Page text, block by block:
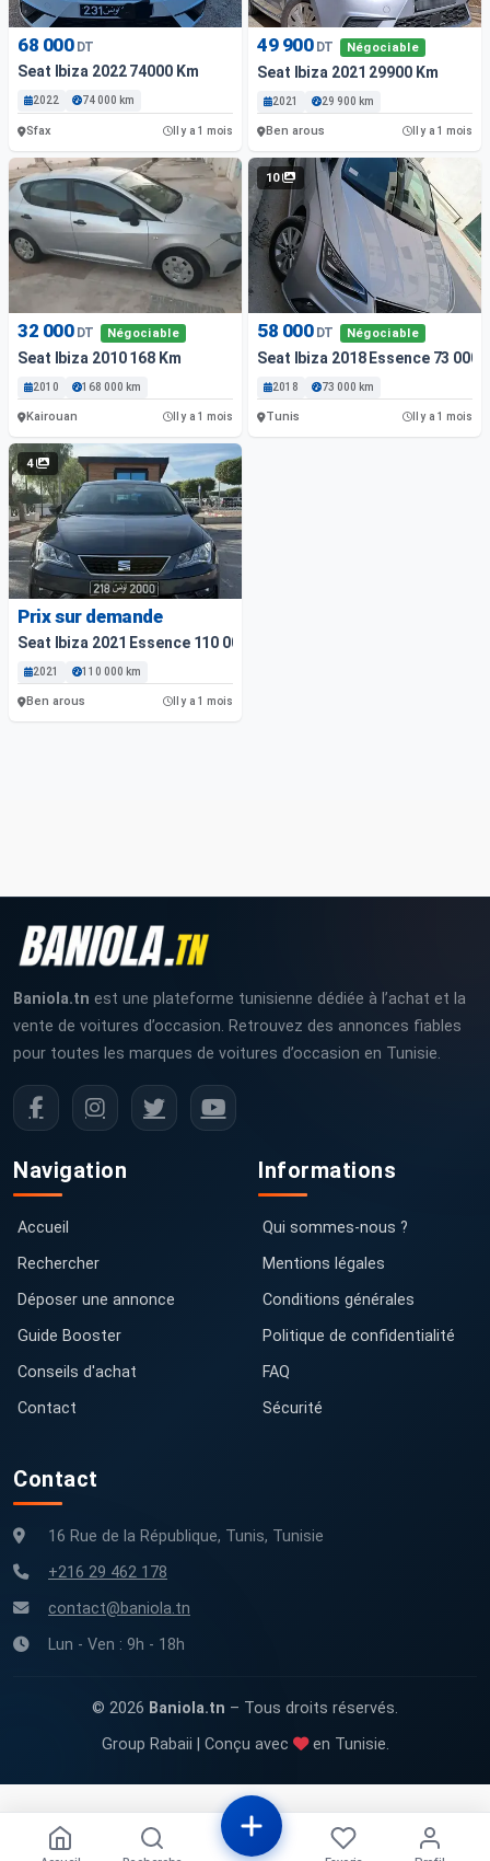
68 000 DT
Seat Ibiza 2022 74000 Km
2022 74 000 km
Sfax Il y a 1 mois
49 900 DT Négociable
Seat Ibiza 2021 29900 Km
2021 29 900 km
Ben arous Il y a 1 mois
32 000 DT Négociable
Seat Ibiza 2010 168 Km
2010 168 000 km
Kairouan Il y a 1 mois
10
58 000 DT Négociable
Seat Ibiza 2018 Essence 73 000
2018 73 000 km
Tunis Il y a 1 mois
4
Prix sur demande
Seat Ibiza 2021 Essence 110 000 Km
2021 110 000 km
Ben arous Il y a 1 mois
Baniola.tn est une plateforme tunisienne dédiée à l’achat et la
vente de voitures d’occasion. Retrouvez des annonces fiables
pour toutes les marques de voitures d’occasion en Tunisie.
Navigation
Accueil
Rechercher
Déposer une annonce
Guide Booster
Conseils d'achat
Contact
Informations
Qui sommes-nous ?
Mentions légales
Conditions générales
Politique de confidentialité
FAQ
Sécurité
Contact
16 Rue de la République, Tunis, Tunisie
+216 29 462 178
contact@baniola.tn
Lun - Ven : 9h - 18h
© 2026 Baniola.tn – Tous droits réservés.
Group Rabaii | Conçu avec
en Tunisie.